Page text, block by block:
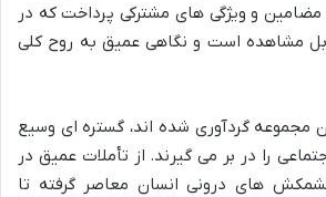
و ویژگی های مشترکی پرداخت که در
مشاهده است و نگاهی عمیق به روح کلی
مجموعه گردآوری شده اند، گستره ای وسیع
را در بر می گیرند. از تأملات عمیق در
های درونی انسان معاصر گرفته تا